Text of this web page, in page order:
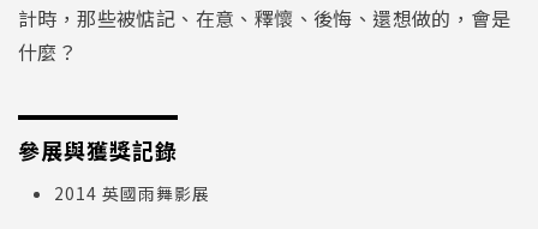
計時，那些被惦記、在意、釋懷、後悔、還想做的，會是
什麼？
參展與獲獎記錄
2014 英國雨舞影展